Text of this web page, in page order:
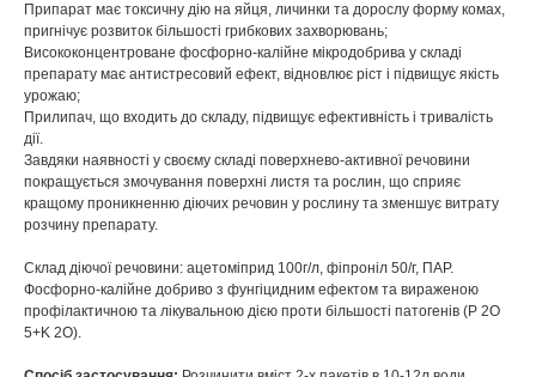
Припарат має токсичну дію на яйця, личинки та дорослу форму комах,
пригнічує розвиток більшості грибкових захворювань;
Висококонцентроване фосфорно-калійне мікродобрива у складі
препарату має антистресовий ефект, відновлює ріст і підвищує якість
урожаю;
Прилипач, що входить до складу, підвищує ефективність і тривалість
дії.
Завдяки наявності у своєму складі поверхнево-активної речовини
покращується змочування поверхні листя та рослин, що сприяє
кращому проникненню діючих речовин у рослину та зменшує витрату
розчину препарату.
Склад діючої речовини: ацетоміприд 100г/л, фіпроніл 50/г, ПАР.
Фосфорно-калійне добриво з фунгіцидним ефектом та вираженою
профілактичною та лікувальною дією проти більшості патогенів (P 2O
5+K 2O).